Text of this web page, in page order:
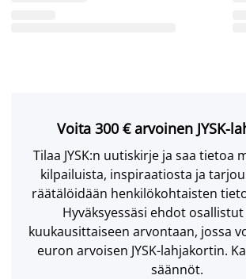
Voita 300 € arvoinen JYSK-
Tilaa JYSK:n uutiskirje ja saa tietoa
kilpailuista, inspiraatiosta ja
räätälöidään henkilökohtaisten
Hyväksyessäsi ehdot
kuukausittaiseen arvontaan, jossa
euron arvoisen JYSK-lahjakortin.
säännöt.